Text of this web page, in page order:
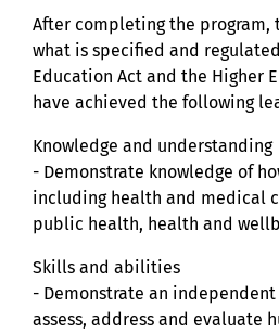
After completing the program,
what is specified and
Education Act and the Higher
have achieved the following
Knowledge and understanding
- Demonstrate knowledge of
including health and medical
public health, health and
Skills and abilities
- Demonstrate an
assess, address and evaluate